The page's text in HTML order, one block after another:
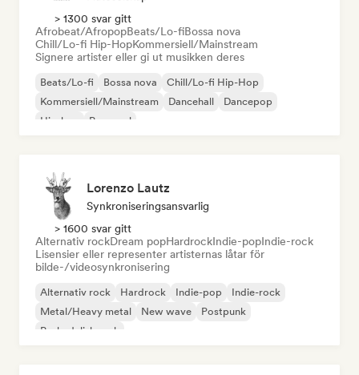
> 1300 svar gitt
Afrobeat/AfropopBeats/Lo-fiBossa nova
Chill/Lo-fi Hip-HopKommersiell/Mainstream
Signere artister eller gi ut musikken deres
Beats/Lo-fi Bossa nova
Chill/Lo-fi Hip-Hop
Kommersiell/Mainstream
Dancehall
Dancepop
Hip-hop
Pop-soul
Lorenzo Lautz
Synkroniseringsansvarlig
> 1600 svar gitt
Alternativ rockDream popHardrockIndie-popIndie-rock
Lisensier eller representer artisternas låtar för
bilde-/videosynkronisering
Alternativ rock Hardrock Indie-pop
Indie-rock
Metal/Heavy metal
New wave
Postpunk
Psykedelisk rock